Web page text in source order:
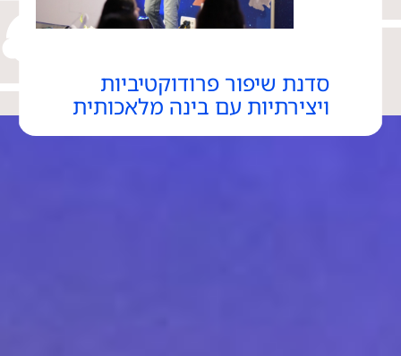
סדנת שיפור פרודוקטיביות
ויצירתיות עם בינה מלאכותית